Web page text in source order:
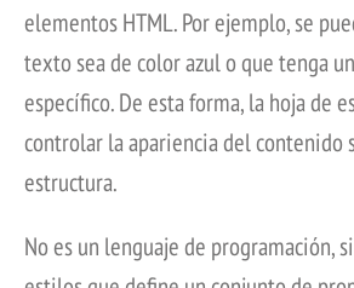
elementos HTML. Por ejemplo, se
texto sea de color azul o que tenga
específico. De esta forma, la hoja de
controlar la apariencia del contenido
estructura.
No es un lenguaje de programación,